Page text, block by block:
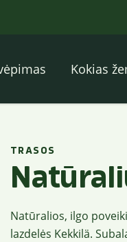
Kokias
TRASOS
Natūralios, ilgo
lazdelės Kekkilä.